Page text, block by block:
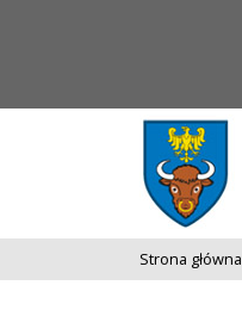
Strona główna